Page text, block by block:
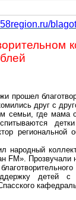
прошел
друг с
семьи, где мама
региональной
народный
FM». Прозвучали
детей с